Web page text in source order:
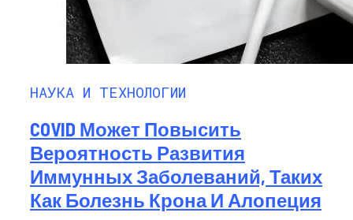
НАУКА И ТЕХНОЛОГИИ
COVID Может Повысить
Вероятность Развития
Иммунных Заболеваний, Таких
Как Болезнь Крона И Алопеция